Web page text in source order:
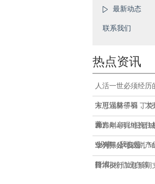
最新动态
联系我们
热点资讯
人活一世必须经历
方可涅槃得福，太
藏)
宋思涵林子羽 丁
青青则亲昵地挽住
“没事，我也是
2025年4月19日晋
业有限公司农副产
行情
华为开始“反击”,
降, 花粉们没白等
日本央行加息预期